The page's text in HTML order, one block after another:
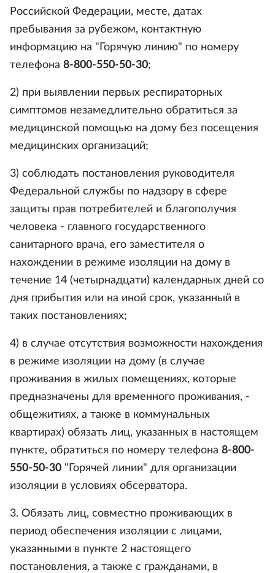
Российской Федерации, месте, датах
пребывания за рубежом, контактную
информацию на "Горячую линию" по номеру
телефона 8-800-550-50-30;
2) при выявлении первых респираторных
симптомов незамедлительно обратиться за
медицинской помощью на дому без посещения
медицинских организаций;
3) соблюдать постановления руководителя
Федеральной службы по надзору в сфере
защиты прав потребителей и благополучия
человека - главного государственного
санитарного врача, его заместителя о
нахождении в режиме изоляции на дому в
течение 14 (четырнадцати) календарных дней со
дня прибытия или на иной срок, указанный в
таких постановлениях;
4) в случае отсутствия возможности нахождения
в режиме изоляции на дому (в случае
проживания в жилых помещениях, которые
предназначены для временного проживания, -
общежитиях, а также в коммунальных
квартирах) обязать лиц, указанных в настоящем
пункте, обратиться по номеру телефона 8-800-
550-50-30 "Горячей линии" для организации
изоляции в условиях обсерватора.
3. Обязать лиц, совместно проживающих в
период обеспечения изоляции с лицами,
указанными в пункте 2 настоящего
постановления, а также с гражданами, в